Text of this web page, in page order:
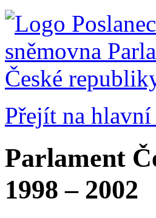
Přejít na
Parlament
1998 – 2002